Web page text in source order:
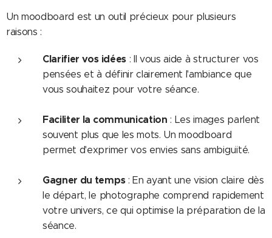
Un moodboard est un outil précieux pour plusieurs
raisons :
Clarifier vos idées: Il vous aide à structurer vos
pensées et à définir clairement l'ambiance que
vous souhaitez pour votre séance.
Faciliter la communication : Les images parlent
souvent plus que les mots. Un moodboard
permet d'exprimer vos envies sans ambiguïté.
Gagner du temps: En ayant une vision claire dès
le départ, le photographe comprend rapidement
votre univers, ce qui optimise la préparation de la
séance.